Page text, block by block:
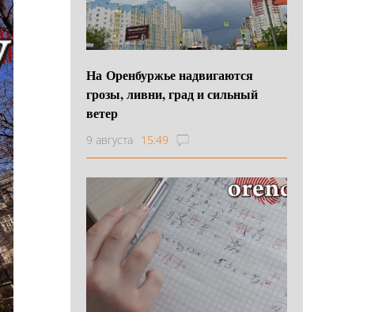
На Оренбуржье надвигаются
грозы, ливни, град и сильный
ветер
9 августа 15:49